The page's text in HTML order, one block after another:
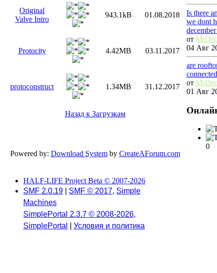
Original
Valve Intro
943.1kB 01.08.2018
Protocity 4.42MB 03.11.2017
protoconstruct 1.34MB 31.12.2017
Назад к Загрузкам
Powered by: Download Systemby CreateAForum.com
Is there
we dont
от
04 Авг
are
от
01 Авг
0
HALF-LIFE Project Beta © 2007-2026
SMF 2.0.19
SMF © 2017, Simple
Machines
SimplePortal 2.3.7 © 2008-2026,
SimplePortal
Условия и политика